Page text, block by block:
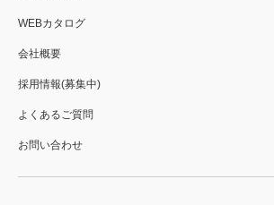
WEBカタログ
会社概要
採用情報(募集中)
よくあるご質問
お問い合わせ